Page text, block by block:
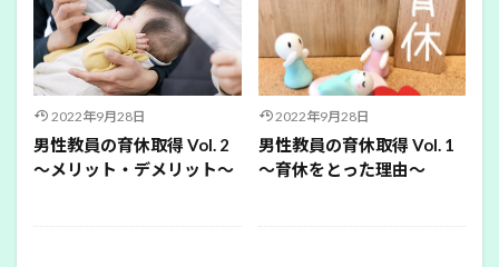
2022年9月28日
男性教員の育休取得 Vol. 2
～メリット・デメリット～
2022年9月28日
男性教員の育休取得 Vol. 1
～育休をとった理由～